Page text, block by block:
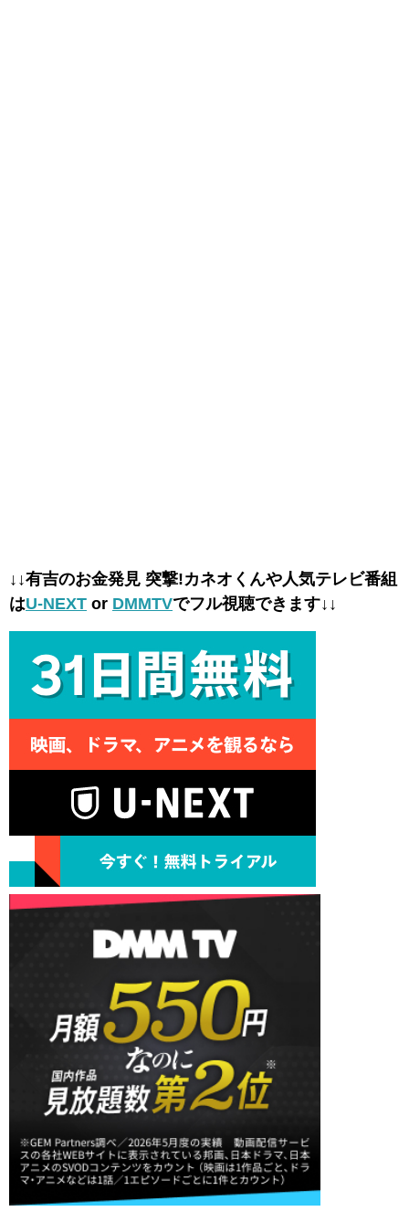
↓↓有吉のお金発見 突撃!カネオくんや人気テレビ番組
はU-NEXT or DMMTVでフル視聴できます↓↓